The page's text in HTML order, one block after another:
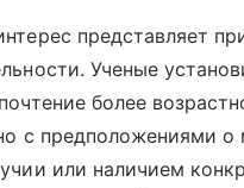
представляет
Ученые
более
с предположениями о
или наличием